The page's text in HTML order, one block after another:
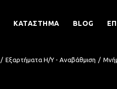
ΚΑΤΆΣΤΗΜΑ BLOG
Εξαρτήματα Η/Υ - Αναβάθμιση